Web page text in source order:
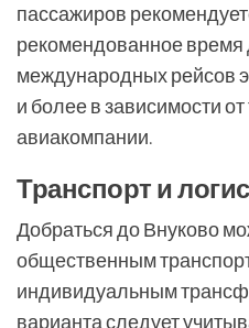
пассажиров
рекомендованное время
международных рейсов
и более в зависимости
авиакомпании.
Транспорт и
Добраться до Внуково
общественным
индивидуальным
варианта следует